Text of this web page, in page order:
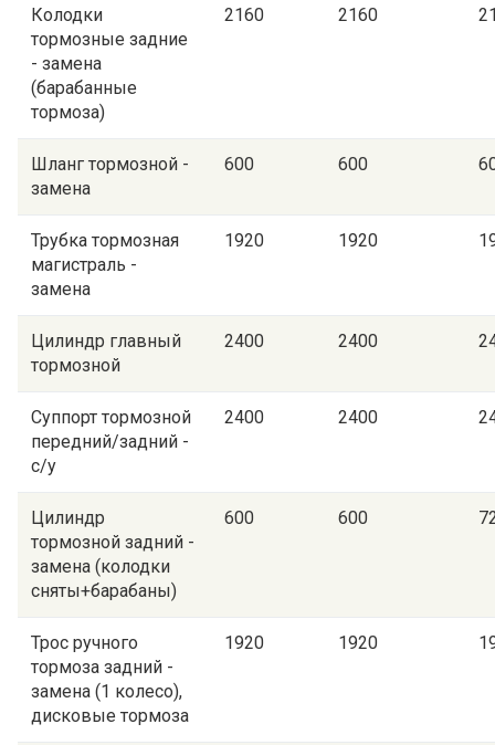
Колодки
тормозные задние
- замена
(барабанные
тормоза)
2160 2160
Шланг тормозной -
замена
600 600
Трубка тормозная
магистраль -
замена
1920 1920
Цилиндр главный
тормозной
2400 2400
Суппорт тормозной
передний/задний -
с/у
2400 2400
Цилиндр
тормозной задний -
замена (колодки
сняты+барабаны)
600 600
Трос ручного
тормоза задний -
замена (1 колесо),
дисковые тормоза
1920 1920